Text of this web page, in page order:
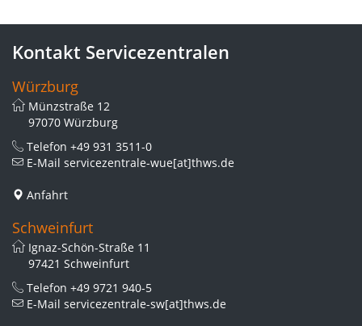
Kontakt Servicezentralen
Würzburg
Münzstraße 12
97070 Würzburg
Telefon +49 931 3511-0
E-Mail servicezentrale-wue[at]thws.de
Anfahrt
Schweinfurt
Ignaz-Schön-Straße 11
97421 Schweinfurt
Telefon +49 9721 940-5
E-Mail servicezentrale-sw[at]thws.de